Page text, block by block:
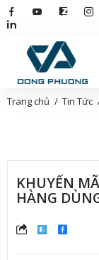
Trang chủ Tin Tức
KHUYẾN
HÀNG